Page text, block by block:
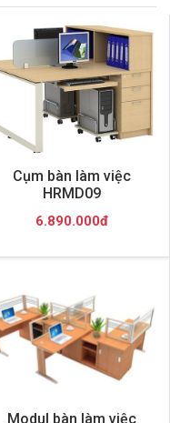
Cụm bàn làm việc
HRMD09
6.890.000đ
Modul bàn làm việc